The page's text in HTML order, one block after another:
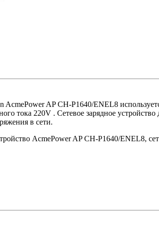
AcmePower AP CH-P1640/ENEL8
тока 220V . Сетевое зарядное
в сети.
AcmePower AP CH-P1640/ENEL8,